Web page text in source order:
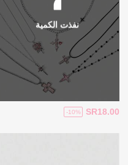
نفذت الكمية
SR18.00
-10%